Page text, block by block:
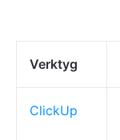
Verktyg
ClickUp